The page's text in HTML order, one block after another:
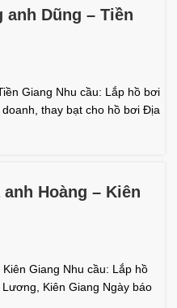
Dũng – Tiền
Giang Nhu cầu: Lắp hồ bơi
thay bạt cho hồ bơi Địa
Hoàng – Kiên
Giang Nhu cầu: Lắp hồ
Kiên Giang Ngày báo